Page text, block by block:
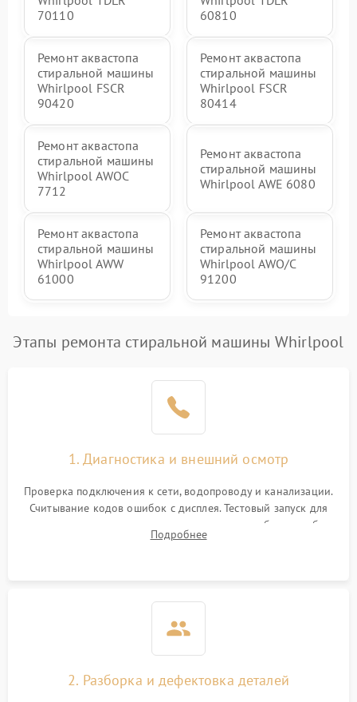
70110
60810
Ремонт аквастопа
стиральной машины
Whirlpool FSCR
90420
Ремонт аквастопа
стиральной машины
Whirlpool FSCR
80414
Ремонт аквастопа
стиральной машины
Whirlpool AWOC
7712
Ремонт аквастопа
стиральной машины
Whirlpool AWE 6080
Ремонт аквастопа
стиральной машины
Whirlpool AWW
61000
Ремонт аквастопа
стиральной машины
Whirlpool AWO/C
91200
Этапы ремонта стиральной машины Whirlpool
1. Диагностика и внешний осмотр
Проверка подключения к сети, водопроводу и канализации.
Считывание кодов ошибок с дисплея. Тестовый запуск для
выявления посторонних шумов, протечек или сбоев в работе
электронного модуля управления.
Подробнее
2. Разборка и дефектовка деталей